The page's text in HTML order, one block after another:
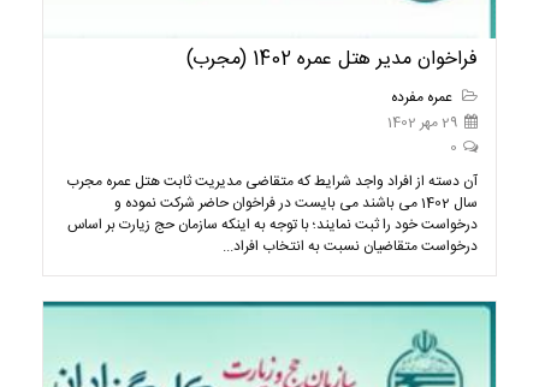
فراخوان مدیر هتل عمره 1402 (مجرب)
عمره مفرده
29 مهر 1402
0
آن دسته از افراد واجد شرایط که متقاضی مدیریت ثابت هتل عمره مجرب
سال 1402 می باشند می بایست در فراخوان حاضر شرکت نموده و
درخواست خود را ثبت نمایند؛ با توجه به اینکه سازمان حج زیارت بر اساس
درخواست متقاضیان نسبت به انتخاب افراد...